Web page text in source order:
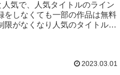
気で、人気タイトルのライン
をしなくても一部の作品は無料
限がなくなり人気のタイトルも
2023.03.01